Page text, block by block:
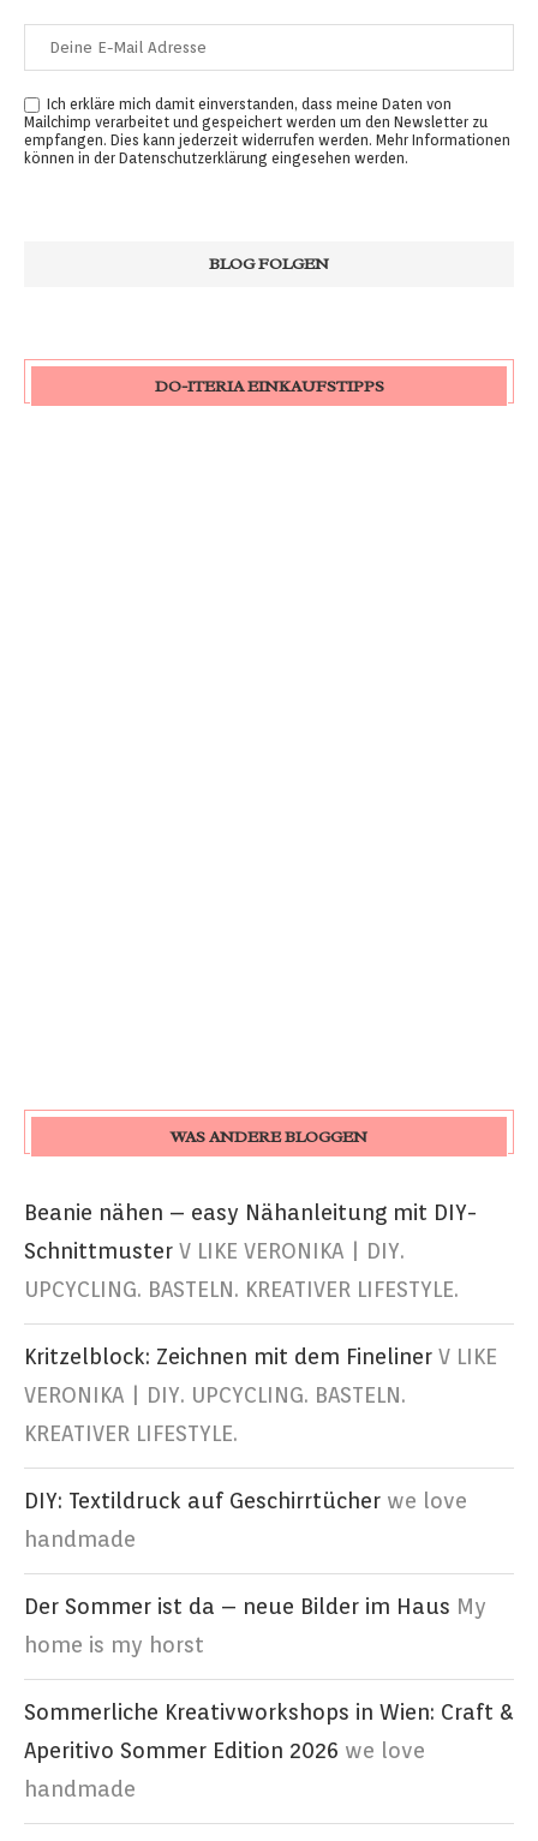
Ich erkläre mich damit einverstanden, dass meine Daten von
Mailchimp verarbeitet und gespeichert werden um den Newsletter zu
empfangen. Dies kann jederzeit widerrufen werden. Mehr Informationen
können in der Datenschutzerklärung eingesehen werden.
DO-ITERIA EINKAUFSTIPPS
WAS ANDERE BLOGGEN
Beanie nähen – easy Nähanleitung mit DIY-
Schnittmuster V LIKE VERONIKA | DIY.
UPCYCLING. BASTELN. KREATIVER LIFESTYLE.
Kritzelblock: Zeichnen mit dem Fineliner V LIKE
VERONIKA | DIY. UPCYCLING. BASTELN.
KREATIVER LIFESTYLE.
DIY: Textildruck auf Geschirrtücher we love
handmade
Der Sommer ist da – neue Bilder im Haus My
home is my horst
Sommerliche Kreativworkshops in Wien: Craft &
Aperitivo Sommer Edition 2026 we love
handmade